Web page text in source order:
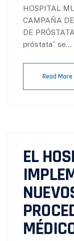
HOSPITAL
CAMPAÑA
DE
próstata” se…
Read More
EL